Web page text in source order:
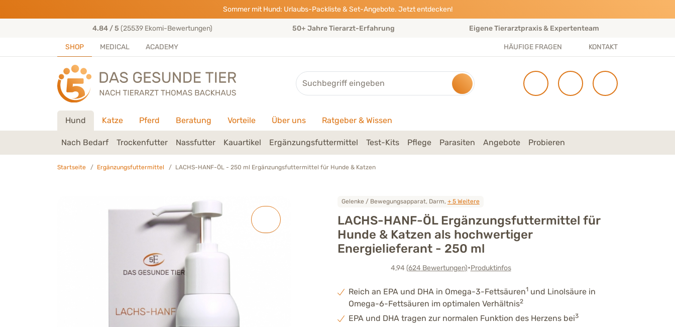
Sommer mit Hund: Urlaubs-Packliste & Set-Angebote. Jetzt entdecken!
50+ Jahre Tierarzt-Erfahrung Eigene Tierarztpraxis & Expertenteam Gratis Versand im Abo – oder ab 50 € Bestellwert
SHOP MEDICAL ACADEMY HÄUFIGE FRAGEN KONTAKT
Suche
Hund Katze Pferd Beratung Vorteile Über uns Ratgeber & Wissen
Nach Bedarf Trockenfutter Nassfutter Kauartikel Ergänzungsfuttermittel Test-Kits Pflege Parasiten Angebote Probieren
Startseite Ergänzungsfuttermittel LACHS-HANF-ÖL - 250 ml Ergänzungsfuttermittel für Hunde & Katzen
Gelenke / Bewegungsapparat, Darm, + 5 Weitere
LACHS-HANF-ÖL Ergänzungsfuttermittel für
Hunde & Katzen als hochwertiger
Energielieferant - 250 ml
4,94 (624 Bewertungen)•Produktinfos
Reich an EPA und DHA in Omega-3-Fettsäuren1 und Linolsäure in
Omega-6-Fettsäuren im optimalen Verhältnis2
EPA und DHA tragen zur normalen Funktion des Herzens bei3